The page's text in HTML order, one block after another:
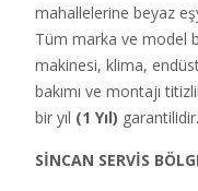
mahallelerine beyaz
Tüm marka ve model
makinesi, klima,
bakımı ve montajı
bir yıl (1 Yıl)
SİNCAN SERVİS